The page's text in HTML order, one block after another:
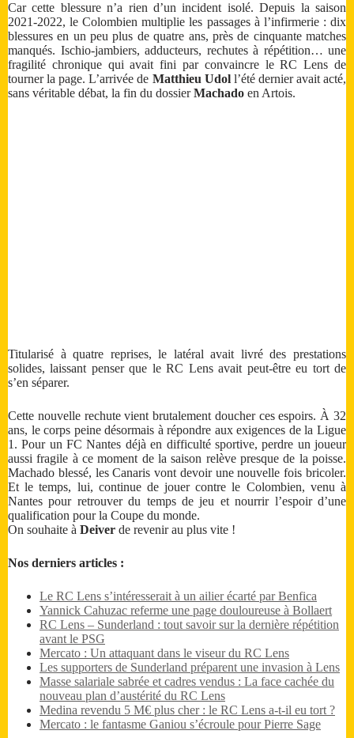
Car cette blessure n’a rien d’un incident isolé. Depuis la saison
2021-2022, le Colombien multiplie les passages à l’infirmerie : dix
blessures en un peu plus de quatre ans, près de cinquante matches
manqués. Ischio-jambiers, adducteurs, rechutes à répétition… une
fragilité chronique qui avait fini par convaincre le RC Lens de
tourner la page. L’arrivée de Matthieu Udoll’été dernier avait acté,
sans véritable débat, la fin du dossierMachado en Artois.
Titularisé à quatre reprises, le latéral avait livré des prestations
solides, laissant penser que le RC Lens avait peut-être eu tort de
s’en séparer.
Cette nouvelle rechute vient brutalement doucher ces espoirs. À 32
ans, le corps peine désormais à répondre aux exigences de la Ligue
1. Pour un FC Nantes déjà en difficulté sportive, perdre un joueur
aussi fragile à ce moment de la saison relève presque de la poisse.
Machado blessé, les Canaris vont devoir une nouvelle fois bricoler.
Et le temps, lui, continue de jouer contre le Colombien, venu à
Nantes pour retrouver du temps de jeu et nourrir l’espoir d’une
qualification pour la Coupe du monde.
On souhaite à Deiver de revenir au plus vite !
Nos derniers articles :
Le RC Lens s’intéresserait à un ailier écarté par Benfica
Yannick Cahuzac referme une page douloureuse à Bollaert
RC Lens – Sunderland : tout savoir sur la dernière répétition
avant le PSG
Mercato : Un attaquant dans le viseur du RC Lens
Les supporters de Sunderland préparent une invasion à Lens
Masse salariale sabrée et cadres vendus : La face cachée du
nouveau plan d’austérité du RC Lens
Medina revendu 5 M€ plus cher : le RC Lens a-t-il eu tort ?
Mercato : le fantasme Ganiou s’écroule pour Pierre Sage